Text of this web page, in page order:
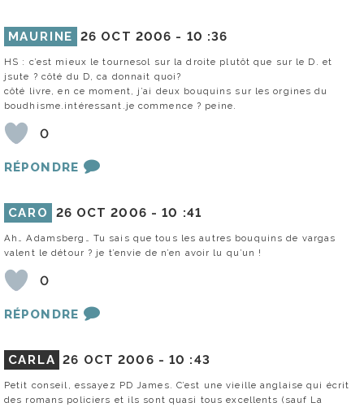
MAURINE 26 OCT 2006 - 10 :36
HS : c’est mieux le tournesol sur la droite plutôt que sur le D. et
jsute ? côté du D, ca donnait quoi?
côté livre, en ce moment, j’ai deux bouquins sur les orgines du
boudhisme.intéressant.je commence ? peine.
0
RÉPONDRE
CARO 26 OCT 2006 -10 :41
Ah… Adamsberg… Tu sais que tous les autres bouquins de vargas
valent le détour ? je t’envie de n’en avoir lu qu’un !
0
RÉPONDRE
CARLA 26 OCT 2006 -10 :43
Petit conseil, essayez PD James. C’est une vieille anglaise qui écrit
des romans policiers et ils sont quasi tous excellents (sauf La